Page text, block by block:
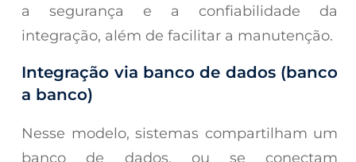
a segurança e a confiabilidade da
integração, além de facilitar a manutenção.
Integração via banco de dados (banco
a banco)
Nesse modelo, sistemas compartilham um
banco de dados, ou se conectam